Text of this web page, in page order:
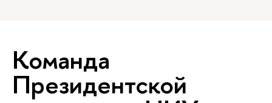
Команда
Президентской